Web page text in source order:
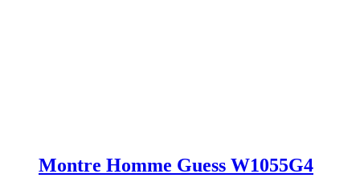
Montre Homme Guess W1055G4